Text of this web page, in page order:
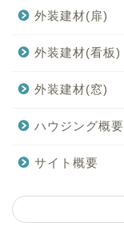
外装建材(扉)
外装建材(看板)
外装建材(窓)
ハウジング概要
サイト概要